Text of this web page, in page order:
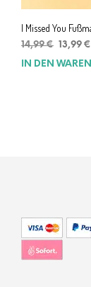
I Missed You
14,99€ 13,99 €
IN DEN